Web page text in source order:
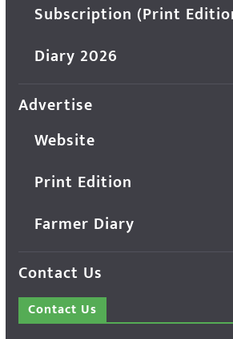
Subscription (Print
Diary 2026
Advertise
Website
Print Edition
Farmer Diary
Contact Us
Contact Us